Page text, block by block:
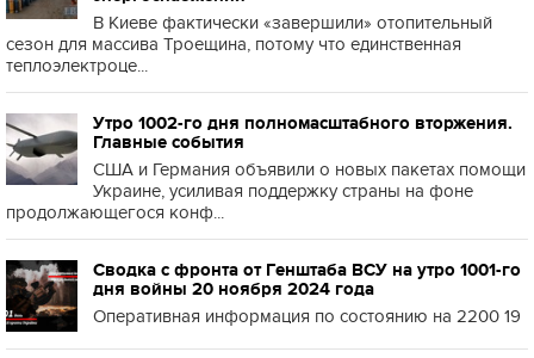
В Киеве фактически «завершили» отопительный
сезон для массива Троещина, потому что единственная
теплоэлектроце...
Утро 1002-го дня полномасштабного вторжения.
Главные события
США и Германия объявили о новых пакетах помощи
Украине, усиливая поддержку страны на фоне
продолжающегося конф...
Сводка с фронта от Генштаба ВСУ на утро 1001-го
дня войны 20 ноября 2024 года
Оперативная информация по состоянию на 2200 19